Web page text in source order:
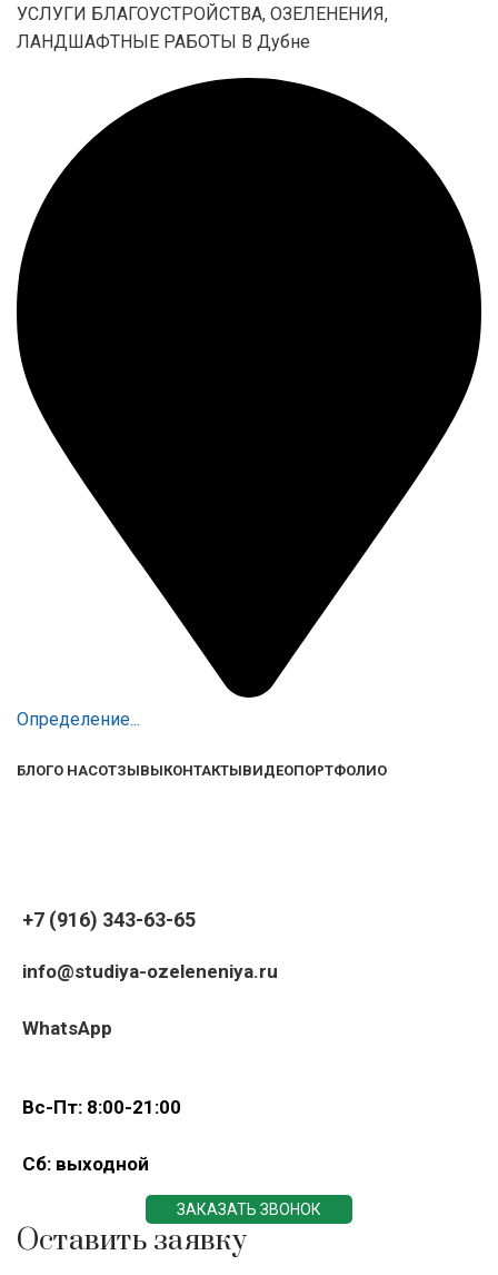
УСЛУГИ БЛАГОУСТРОЙСТВА, ОЗЕЛЕНЕНИЯ,
ЛАНДШАФТНЫЕ РАБОТЫ В Дубне
Определение...
БЛОГО НАСОТЗЫВЫКОНТАКТЫВИДЕОПОРТФОЛИО
+7 (916) 343-63-65
info@studiya-ozeleneniya.ru
WhatsApp
Вс-Пт: 8:00-21:00
Сб: выходной
ЗАКАЗАТЬ ЗВОНОК
Оставить заявку